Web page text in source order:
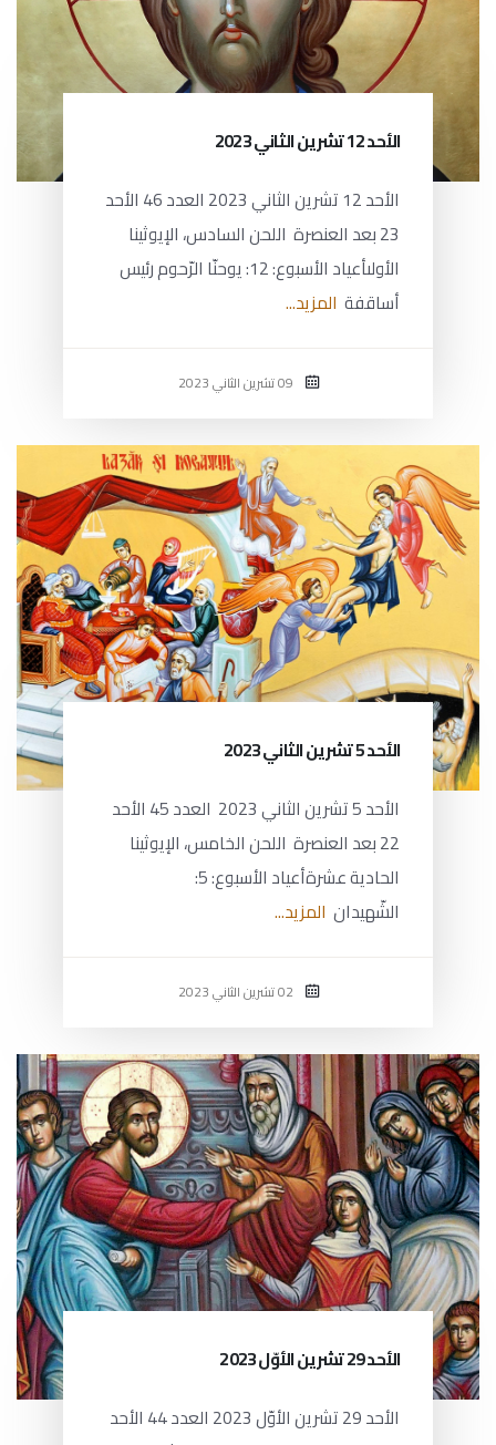
الأحد 12 تشرين الثاني 2023
الأحد 12 تشرين الثاني 2023 العدد 46 الأحد
23 بعد العنصرة اللحن السادس، الإيوثينا
الأولىأعياد الأسبوع: 12: يوحنّا الرّحوم رئيس
أساقفة المزيد...
الأحد 5 تشرين الثاني 2023
الأحد 5 تشرين الثاني 2023 العدد 45 الأحد
22 بعد العنصرة اللحن الخامس، الإيوثينا
الحادية عشرةأعياد الأسبوع: 5:
الشّهيدان المزيد...
الأحد 29 تشرين الأوّل 2023
الأحد 29 تشرين الأوّل 2023 العدد 44 الأحد